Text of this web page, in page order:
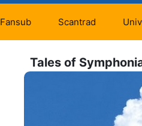
Fansub
Animes en cours (1)
Scantrad
Mangas en cours
Tales of